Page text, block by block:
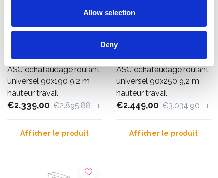
Allow selection
Deny
ASC échafaudage roulant
universel 90x190 9,2 m
hauteur travail
€2.339,00 €2.895,88 HT
Afficher le produit
ASC échafaudage roulant
universel 90x250 9,2 m
hauteur travail
€2.449,00 €3.034,90 HT
Afficher le produit